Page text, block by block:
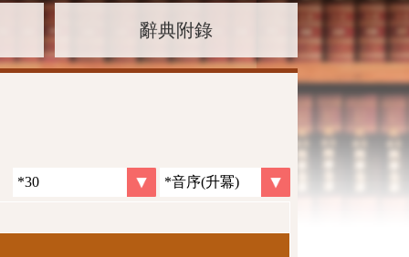
辭典附錄